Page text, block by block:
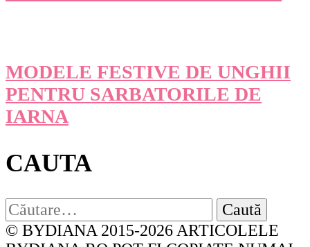
MODELE FESTIVE DE UNGHII
PENTRU SARBATORILE DE
IARNA
CAUTA
Caută
după:
© BYDIANA 2015-2026 ARTICOLELE